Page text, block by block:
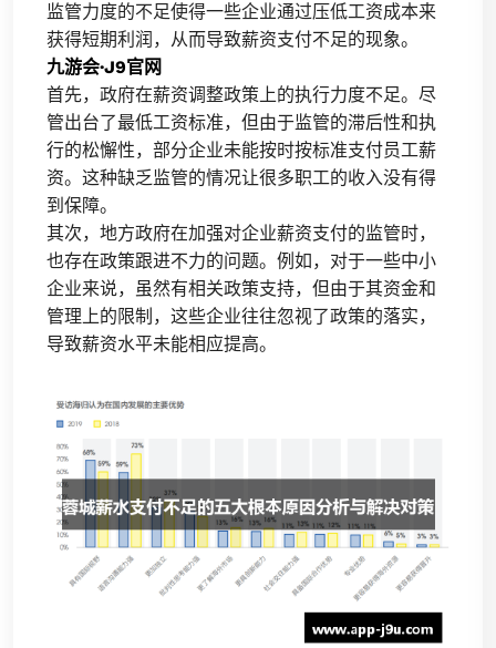
监管力度的不足使得一些企业通过压低工资成本来
获得短期利润，从而导致薪资支付不足的现象。
九游会·J9官网
首先，政府在薪资调整政策上的执行力度不足。尽
管出台了最低工资标准，但由于监管的滞后性和执
行的松懈性，部分企业未能按时按标准支付员工薪
资。这种缺乏监管的情况让很多职工的收入没有得
到保障。
其次，地方政府在加强对企业薪资支付的监管时，
也存在政策跟进不力的问题。例如，对于一些中小
企业来说，虽然有相关政策支持，但由于其资金和
管理上的限制，这些企业往往忽视了政策的落实，
导致薪资水平未能相应提高。